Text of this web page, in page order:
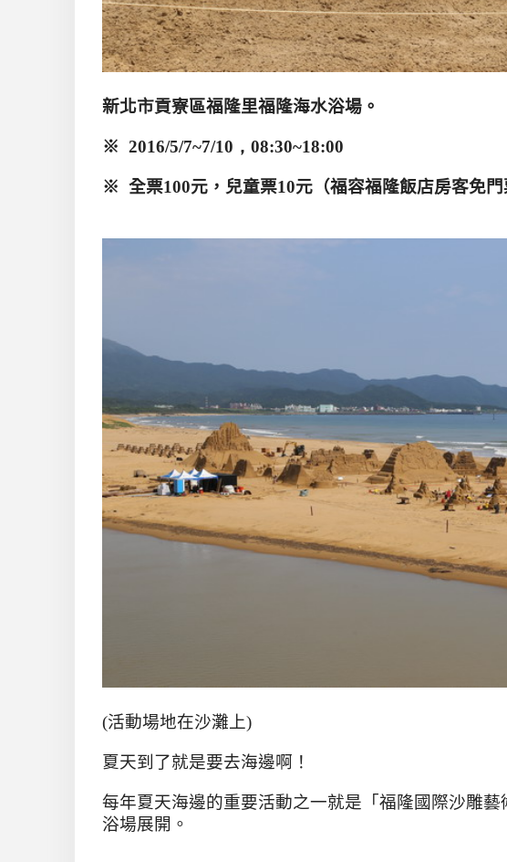
新北市貢寮區福隆里福隆海水浴場。
※ 2016/5/7~7/10，08:30~18:00
※ 全票100元， 兒童票10元（福容福隆飯店房客免門
(活動場地在沙灘上)
夏天到了就是要去海邊啊！
每年夏天海邊的重要活動之一就是「福隆國際沙雕藝
浴場展開。